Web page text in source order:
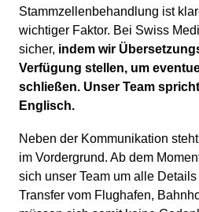
Stammzellenbehandlung ist
wichtiger Faktor. Bei Swiss
sicher, indem wir
Verfügung stellen, um
schließen. Unser Team
Englisch.
Neben der Kommunikation
im Vordergrund. Ab dem
sich unser Team um alle
Transfer vom Flughafen,